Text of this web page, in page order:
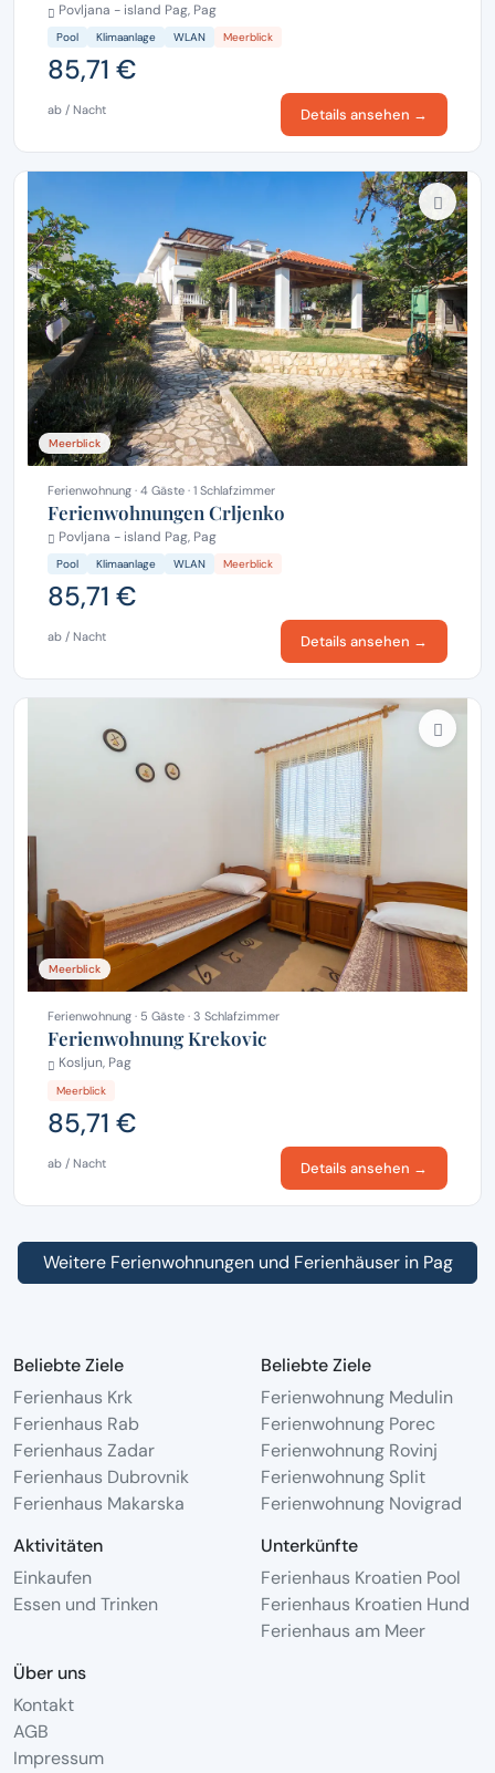
Povljana - island Pag, Pag
Pool Klimaanlage WLAN Meerblick
85,71 €
ab / Nacht Details ansehen →
Meerblick
Ferienwohnung · 4 Gäste · 1 Schlafzimmer
Ferienwohnungen Crljenko
Povljana - island Pag, Pag
Pool Klimaanlage WLAN Meerblick
85,71 €
ab / Nacht Details ansehen →
Meerblick
Ferienwohnung · 5 Gäste · 3 Schlafzimmer
Ferienwohnung Krekovic
Kosljun, Pag
Meerblick
85,71 €
ab / Nacht Details ansehen →
Weitere Ferienwohnungen und Ferienhäuser in Pag
Beliebte Ziele
Ferienhaus Krk
Ferienhaus Rab
Ferienhaus Zadar
Ferienhaus Dubrovnik
Ferienhaus Makarska
Beliebte Ziele
Ferienwohnung Medulin
Ferienwohnung Porec
Ferienwohnung Rovinj
Ferienwohnung Split
Ferienwohnung Novigrad
Aktivitäten
Einkaufen
Essen und Trinken
Unterkünfte
Ferienhaus Kroatien Pool
Ferienhaus Kroatien Hund
Ferienhaus am Meer
Über uns
Kontakt
AGB
Impressum